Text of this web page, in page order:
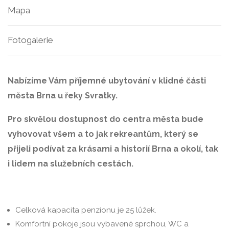
Mapa
Fotogalerie
Nabízíme Vám příjemné ubytování v klidné části
města Brna u řeky Svratky.
Pro skvělou dostupnost do centra města bude
vyhovovat všem a to jak rekreantům, který se
přijeli podívat za krásami a historií Brna a okolí, tak
i lidem na služebních cestách.
Celková kapacita penzionu je 25 lůžek.
Komfortní pokoje jsou vybavené sprchou, WC a